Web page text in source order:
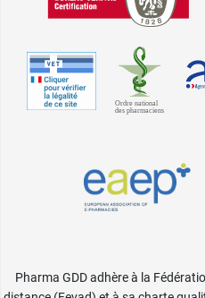
Pharma GDD adhère à la